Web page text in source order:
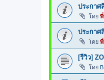
ประกาศ
โดย
ประกาศ
โดย
[รีวิว]
โดย